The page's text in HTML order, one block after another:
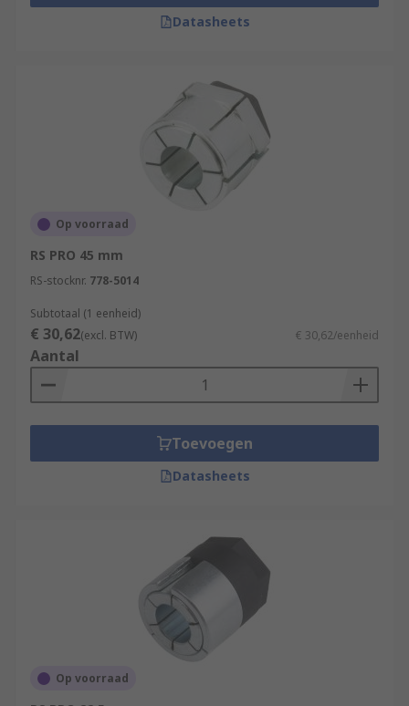
Datasheets
Op voorraad
RS PRO 45 mm
RS-stocknr. 778-5014
Subtotaal (1 eenheid)
€ 30,62(excl. BTW) € 30,62/eenheid
Aantal
Toevoegen
Datasheets
Op voorraad